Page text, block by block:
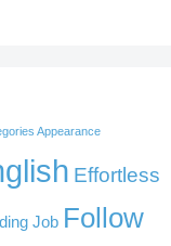
Appearance
Effortless
Job Follow